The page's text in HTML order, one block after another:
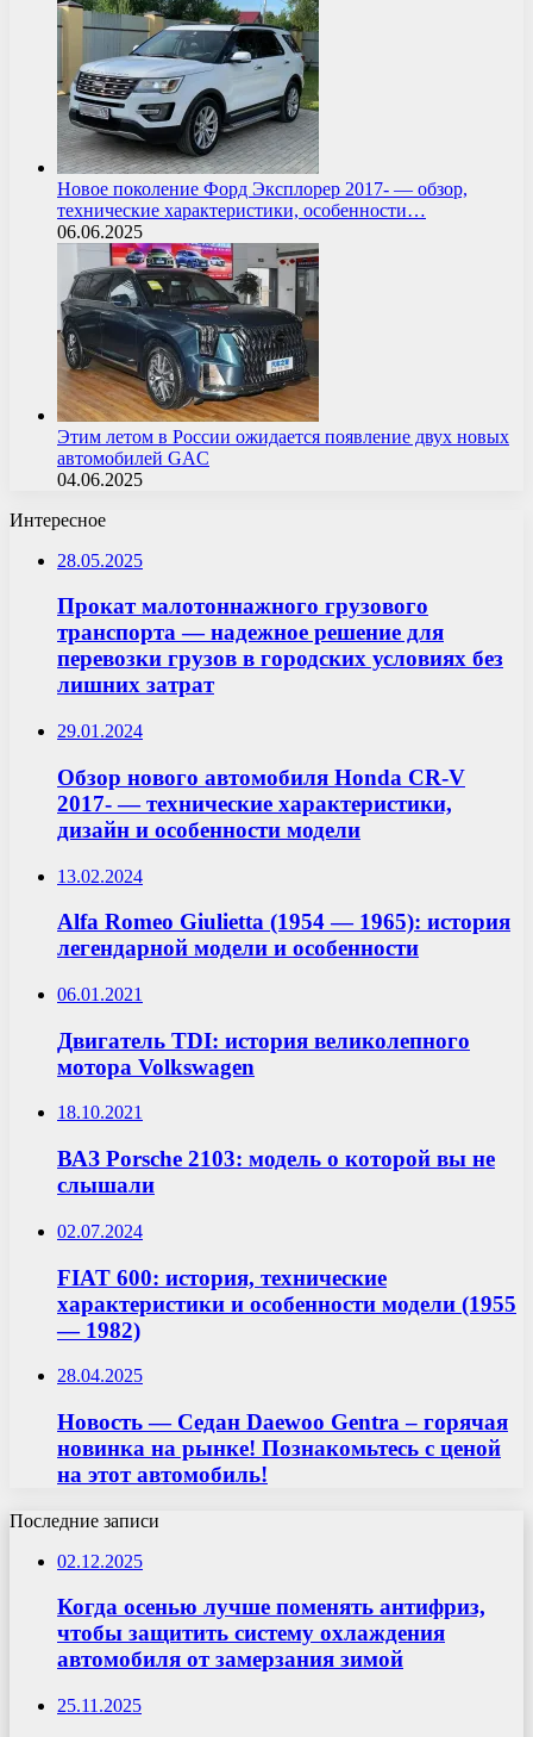
Новое поколение Форд Эксплорер 2017- — обзор,
технические характеристики, особенности…
06.06.2025
Этим летом в России ожидается появление двух новых
автомобилей GAC
04.06.2025
Интересное
28.05.2025
Прокат малотоннажного грузового
транспорта — надежное решение для
перевозки грузов в городских условиях без
лишних затрат
29.01.2024
Обзор нового автомобиля Honda CR-V
2017- — технические характеристики,
дизайн и особенности модели
13.02.2024
Alfa Romeo Giulietta (1954 — 1965): история
легендарной модели и особенности
06.01.2021
Двигатель TDI: история великолепного
мотора Volkswagen
18.10.2021
ВАЗ Porsche 2103: модель о которой вы не
слышали
02.07.2024
FIAT 600: история, технические
характеристики и особенности модели (1955
— 1982)
28.04.2025
Новость — Седан Daewoo Gentra – горячая
новинка на рынке! Познакомьтесь с ценой
на этот автомобиль!
Последние записи
02.12.2025
Когда осенью лучше поменять антифриз,
чтобы защитить систему охлаждения
автомобиля от замерзания зимой
25.11.2025